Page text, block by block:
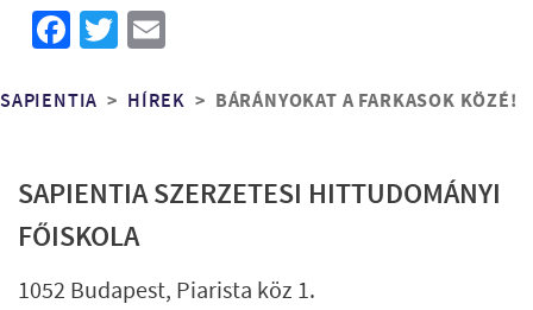
Facebook
Twitter
Email
Morzsa
SAPIENTIA HÍREK BÁRÁNYOKAT A FARKASOK KÖZÉ!
SAPIENTIA SZERZETESI HITTUDOMÁNYI
FŐISKOLA
1052 Budapest, Piarista köz 1.